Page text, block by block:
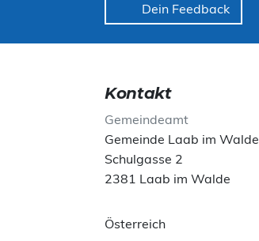
Dein Feedback
Kontakt
Gemeindeamt
Gemeinde Laab im Walde
Schulgasse 2
2381 Laab im Walde
Österreich